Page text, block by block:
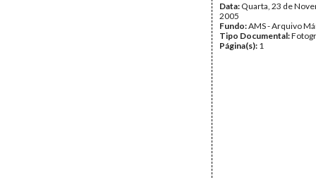
Data: Quarta, 23 de
2005
Fundo:AMS - Arquivo
Tipo Documental:
Página(s): 1